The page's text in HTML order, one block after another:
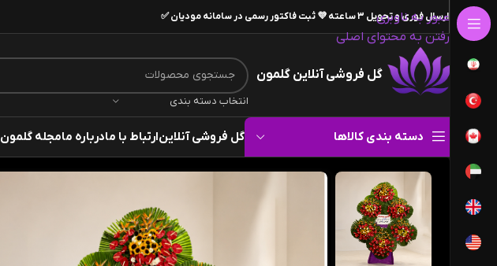
عبور به ناوبری
رفتن به محتوای اصلی
ارسال فوری و تحویل ۳ ساعته 💜 ثبت فاکتور رسمی در سامانه مودیان ✅
گل فروشی آنلاین گلمون
انتخاب دسته بندی
دسته بندی کالاها گل فروشی آنلاینارتباط با مادرباره مامجله گلمون